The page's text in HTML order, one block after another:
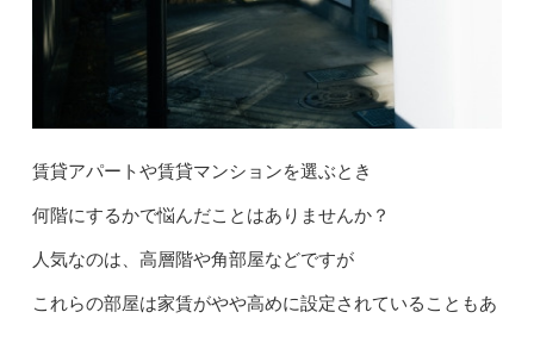
賃貸アパートや賃貸マンションを選ぶとき
何階にするかで悩んだことはありませんか？
人気なのは、高層階や角部屋などですが
これらの部屋は家賃がやや高めに設定されていることもあ